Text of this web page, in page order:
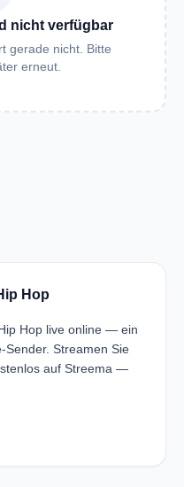
nicht verfügbar
gerade nicht. Bitte
erneut.
Hop
Hop live online — ein
Sender. Streamen Sie
auf Streema —